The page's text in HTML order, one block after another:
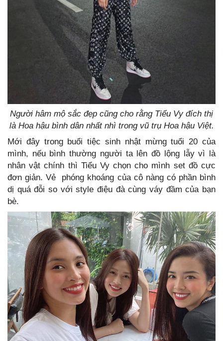
Người hâm mộ sắc đẹp cũng cho rằng Tiểu Vy đích thị
là Hoa hậu bình dân nhất nhì trong vũ trụ Hoa hậu Việt.
Mới đây trong buổi tiệc sinh nhật mừng tuổi 20 của
mình, nếu bình thường người ta lên đồ lộng lẫy vì là
nhân vật chính thì Tiểu Vy chọn cho mình set đồ cực
đơn giản. Vẻ phóng khoáng của cô nàng có phần bình
dị quá đỗi so với style điệu đà cùng váy đầm của bạn
bè.